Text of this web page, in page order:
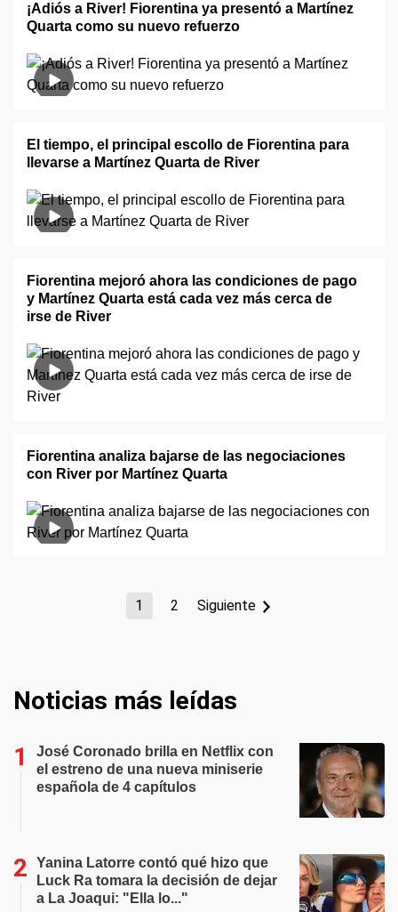
¡Adiós a River! Fiorentina ya presentó a Martínez
Quarta como su nuevo refuerzo
El tiempo, el principal escollo de Fiorentina para
llevarse a Martínez Quarta de River
Fiorentina mejoró ahora las condiciones de pago
y Martínez Quarta está cada vez más cerca de
irse de River
Fiorentina analiza bajarse de las negociaciones
con River por Martínez Quarta
1 2 Siguiente
Noticias más leídas
José Coronado brilla en Netflix con
el estreno de una nueva miniserie
española de 4 capítulos
Yanina Latorre contó qué hizo que
Luck Ra tomara la decisión de dejar
a La Joaqui: "Ella lo..."